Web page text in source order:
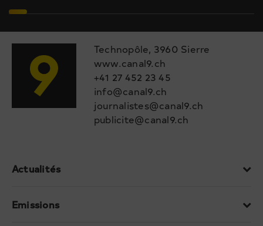
Technopôle, 3960 Sierre
www.canal9.ch
+41 27 452 23 45
info@canal9.ch
journalistes@canal9.ch
publicite@canal9.ch
Actualités
Emissions